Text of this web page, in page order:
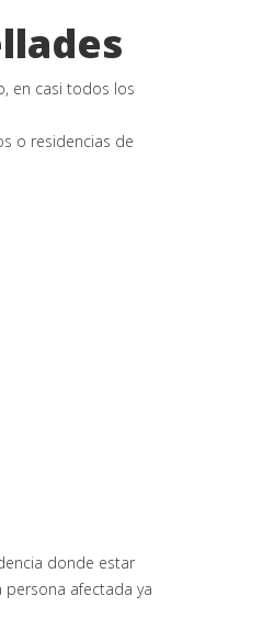
en casi todos los
o residencias de
donde estar
afectada ya